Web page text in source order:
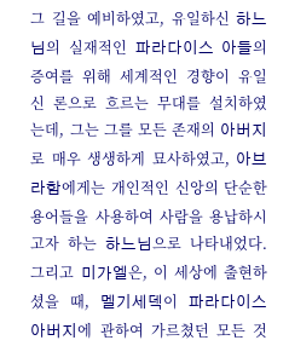
그 길을 예비하였고, 유일하신하느
님의 실재적인파라다이스 아들의
증여를 위해 세계적인 경향이 유일
신 론으로 흐르는 무대를 설치하였
는데, 그는 그를 모든 존재의 아버지
로 매우 생생하게 묘사하였고, 아브
라함에게는 개인적인 신앙의 단순한
용어들을 사용하여 사람을 용납하시
고자 하는하느님으로 나타내었다.
그리고 미가엘은, 이 세상에 출현하
셨을 때,
멜기세덱 이파라다이스
아버지에 관하여 가르쳤던 모든 것